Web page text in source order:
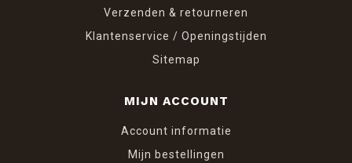
Verzenden & retourneren
Klantenservice / Openingstijden
Sitemap
MIJN ACCOUNT
Account informatie
Mijn bestellingen